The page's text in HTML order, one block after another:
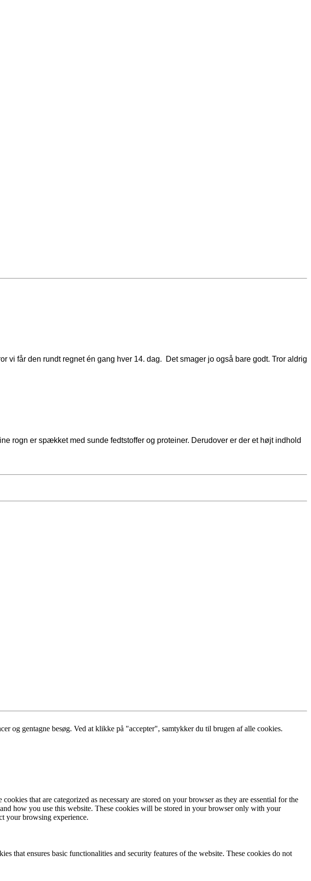
vi får den rundt regnet én gang hver 14. dag. Det smager jo også bare godt. Tror aldrig
rogn er spækket med sunde fedtstoffer og proteiner. Derudover er der et højt indhold
og gentagne besøg. Ved at klikke på "accepter", samtykker du til brugen af alle cookies.
that are categorized as necessary are stored on your browser as they are essential for the
how you use this website. These cookies will be stored in your browser only with your
your browsing experience.
that ensures basic functionalities and security features of the website. These cookies do not